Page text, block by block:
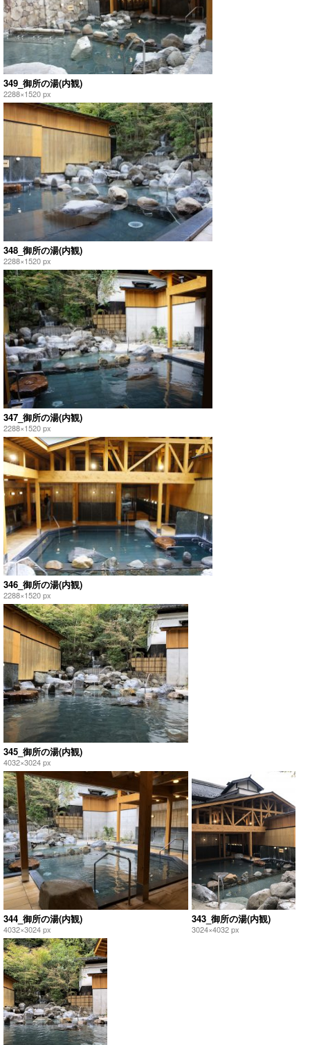
349_御所の湯(内観)
2288×1520 px
348_御所の湯(内観)
2288×1520 px
347_御所の湯(内観)
2288×1520 px
346_御所の湯(内観)
2288×1520 px
345_御所の湯(内観)
4032×3024 px
344_御所の湯(内観)
4032×3024 px
343_御所の湯(内観)
3024×4032 px